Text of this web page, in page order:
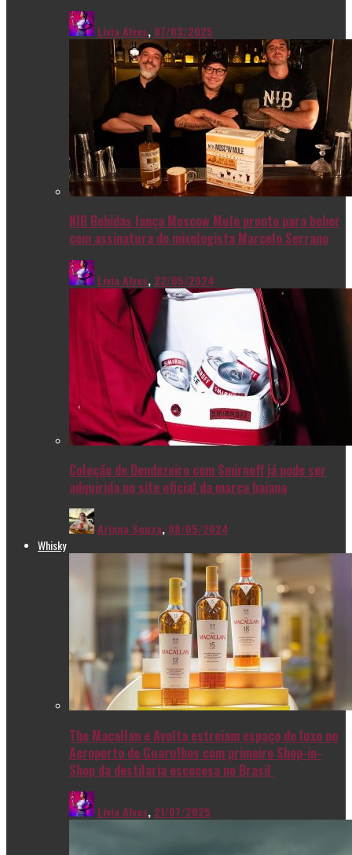
Livia Alves, 07/03/2025
NIB Bebidas lança Moscow Mule pronto para beber
com assinatura do mixologista Marcelo Serrano
Livia Alves, 22/05/2024
Coleção de Dendezeiro com Smirnoff já pode ser
adquirida no site oficial da marca baiana
Ariana Souza, 08/05/2024
Whisky
The Macallan e Avolta estreiam espaço de luxo no
Aeroporto de Guarulhos com primeiro Shop-in-
Shop da destilaria escocesa no Brasil
Livia Alves, 21/07/2025